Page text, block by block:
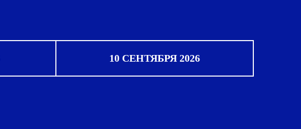
10 СЕНТЯБРЯ 2026